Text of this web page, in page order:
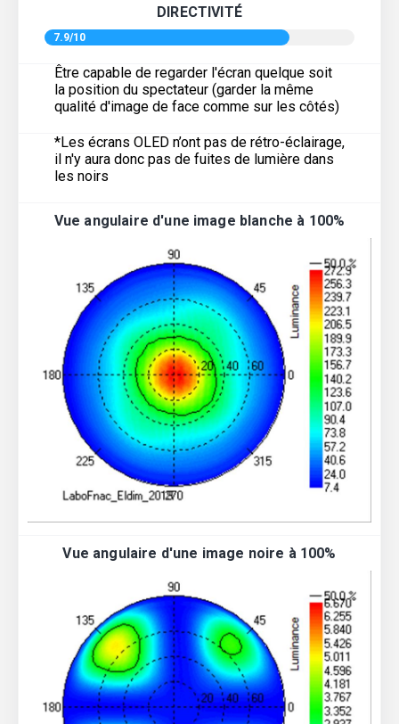
DIRECTIVITÉ
7.9/10
Être capable de regarder l'écran quelque soit
la position du spectateur (garder la même
qualité d'image de face comme sur les côtés)
*Les écrans OLED n’ont pas de rétro-éclairage,
il n'y aura donc pas de fuites de lumière dans
les noirs
Vue angulaire d'une image blanche à 100%
Vue angulaire d'une image noire à 100%